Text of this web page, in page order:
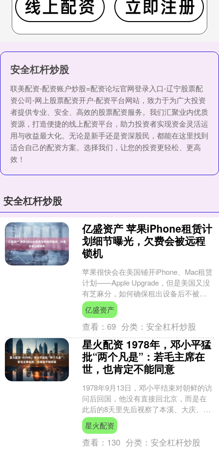
安全杠杆炒股
联美配资-配资账户炒股=配资论坛官网登录入口-辽宁股票配
资公司-网上股票配资开户-配资平台网站，致力于为广大投资
者提供专业、安全、高效的股票配资服务。我们汇聚业内优质
资源，打造便捷的线上配资平台，助力投资者实现资金灵活运
用与收益最大化。无论是新手还是资深股民，都能在这里找到
适合自己的配资方案。选择我们，让您的投资更轻松、更高
效！
安全杠杆炒股
亿盛资产 苹果iPhone租赁计
划细节曝光，欠费会被远程
锁机
苹果很快会在美国铺开iPhone、Mac租赁
计划——Apple Upgrade，但是美国又没
有芝麻分，如何确保租出设备后不被零
元购呢，iOS 27测试固件代码向....
亿盛资产
查看：69 分类：安全杠杆炒股
星火配资 1978年，邓小平猛
批“两个凡是”：若毛主席在
世，也肯定不能同意
1978年9月13日，邓小平结束对朝鲜的访
问后回国，他没有直接回北京，而是在
此后的8天里先后视察了本溪、大庆、哈
尔滨、长春、沈阳、鞍山、唐山、天津8
个城市，他每....
星火配资
查看： 130 分类：安全杠杆炒股